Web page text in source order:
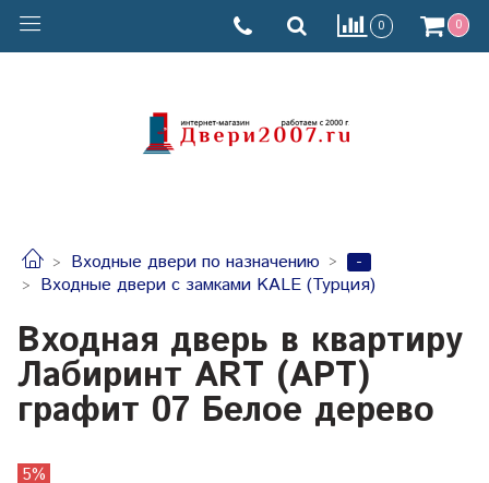
0 0
Входные двери по назначению
-
Входные двери с замками KALE (Турция)
Входная дверь в квартиру
Лабиринт ART (АРТ)
графит 07 Белое дерево
5%